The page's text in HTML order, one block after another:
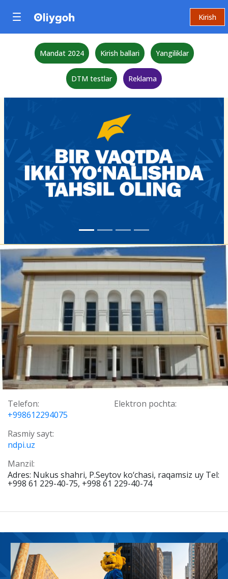
Kirish
Mandat 2024 Kirish ballari Yangiliklar
DTM testlar Reklama
Telefon:
+998612294075
Elektron pochta:
Rasmiy sayt:
ndpi.uz
Manzil:
Adres: Nukus shahri, P.Seytov ko‘chasi, raqamsiz uy Tel:
+998 61 229-40-75, +998 61 229-40-74